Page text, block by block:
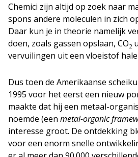
Chemici zijn altijd op zoek naar
spons andere moleculen in zich
Daar kun je in theorie namelijk
doen, zoals gassen opslaan, CO2
vervuilingen uit een vloeistof
Dus toen de Amerikaanse
1995 voor het eerst een nieuw
maakte dat hij een metaal-
noemde (een metal-organic
interesse groot. De ontdekking
voor een enorm snelle